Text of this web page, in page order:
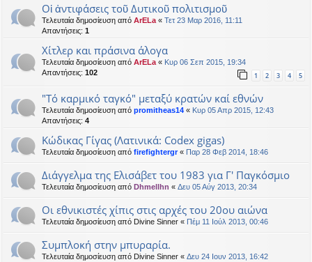
Οἱ ἀντιφάσεις τοῦ Δυτικοῦ πολιτισμοῦ
Τελευταία δημοσίευση από ArELa « Τετ 23 Μαρ 2016, 11:11
Απαντήσεις: 1
Χίτλερ και πράσινα άλογα
Τελευταία δημοσίευση από ArELa « Κυρ 06 Σεπ 2015, 19:34
Απαντήσεις: 102 1 2 3 4 5
"Τό καρμικό ταγκό" μεταξύ κρατών καί εθνών
Τελευταία δημοσίευση από promitheas14 « Κυρ 05 Απρ 2015, 12:43
Απαντήσεις: 4
Κώδικας Γίγας (Λατινικά: Codex gigas)
Τελευταία δημοσίευση από firefightergr« Παρ 28 Φεβ 2014, 18:46
Διάγγελμα της Ελισάβετ του 1983 για Γ' Παγκόσμιο
Τελευταία δημοσίευση από Dhmellhn « Δευ 05 Αύγ 2013, 20:34
Οι εθνικιστές χίπις στις αρχές του 20ου αιώνα
Τελευταία δημοσίευση από Divine Sinner « Πέμ 11 Ιούλ 2013, 00:46
Συμπλοκή στην μπυραρία.
Τελευταία δημοσίευση από Divine Sinner « Δευ 24 Ιουν 2013, 16:42